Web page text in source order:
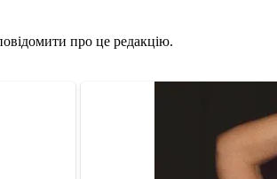
про це редакцію.